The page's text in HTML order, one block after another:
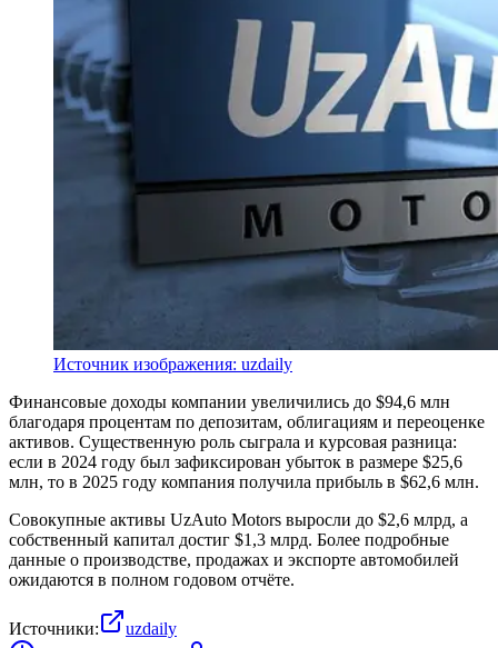
Источник изображения: uzdaily
Финансовые доходы компании увеличились до $94,6 млн
благодаря процентам по депозитам, облигациям и переоценке
активов. Существенную роль сыграла и курсовая разница:
если в 2024 году был зафиксирован убыток в размере $25,6
млн, то в 2025 году компания получила прибыль в $62,6 млн.
Совокупные активы UzAuto Motors выросли до $2,6 млрд, а
собственный капитал достиг $1,3 млрд. Более подробные
данные о производстве, продажах и экспорте автомобилей
ожидаются в полном годовом отчёте.
Источники:
uzdaily